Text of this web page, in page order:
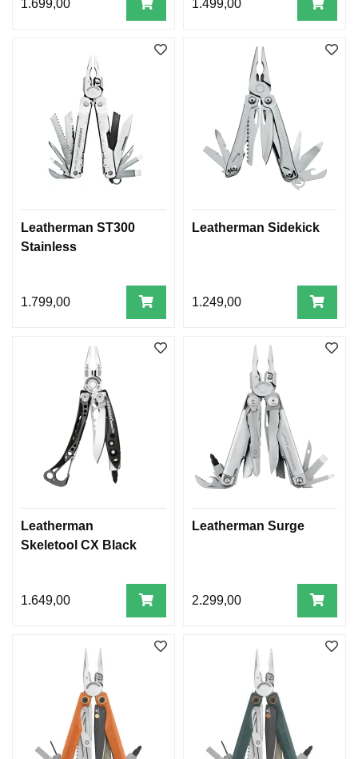
1.699,00 1.499,00
Leatherman ST300
Stainless
1.799,00
Leatherman Sidekick
1.249,00
Leatherman
Skeletool CX Black
1.649,00
Leatherman Surge
2.299,00